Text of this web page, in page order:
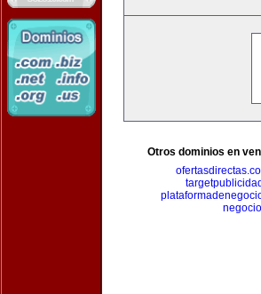
Otros dominios en